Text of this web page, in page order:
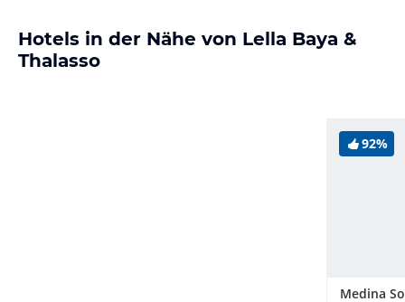
Hotels in der Nähe von Lella Baya &
Thalasso
92%